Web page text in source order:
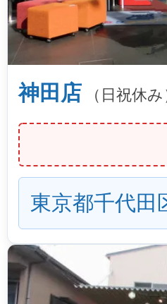
神田店 （日祝休み
東京都千代田